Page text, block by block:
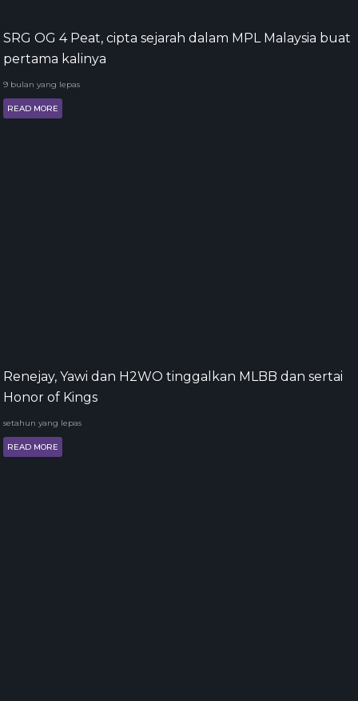
SRG OG 4 Peat, cipta sejarah dalam MPL Malaysia buat
pertama kalinya
9 bulan yang lepas
READ MORE
Renejay, Yawi dan H2WO tinggalkan MLBB dan sertai
Honor of Kings
setahun yang lepas
READ MORE